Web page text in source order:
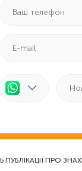
ПУБЛІКАЦІЇ ПРО